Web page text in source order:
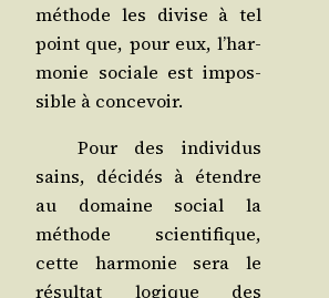
méthode les divise à tel
point que, pour eux, l’har­
mo­nie sociale est impos­
sible à concevoir.
Pour des indi­vi­dus
sains, déci­dés à étendre
au domaine social la
méthode scien­ti­fique,
cette har­mo­nie sera le
résul­tat logique des